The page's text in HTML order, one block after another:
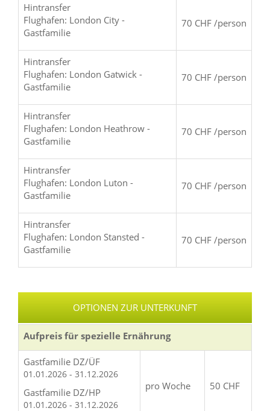
Hintransfer
Flughafen: London City -
Gastfamilie
70 CHF /person
Hintransfer
Flughafen: London Gatwick -
Gastfamilie
70 CHF /person
Hintransfer
Flughafen: London Heathrow -
Gastfamilie
70 CHF /person
Hintransfer
Flughafen: London Luton -
Gastfamilie
70 CHF /person
Hintransfer
Flughafen: London Stansted -
Gastfamilie
70 CHF /person
OPTIONEN ZUR UNTERKUNFT
Aufpreis für spezielle Ernährung
Gastfamilie DZ/ÜF
01.01.2026 - 31.12.2026
Gastfamilie DZ/HP
01.01.2026 - 31.12.2026
pro Woche 50 CHF